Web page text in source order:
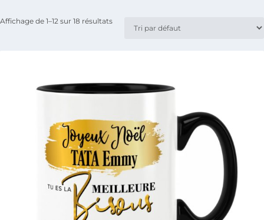
Affichage de 1–12 sur 18 résultats